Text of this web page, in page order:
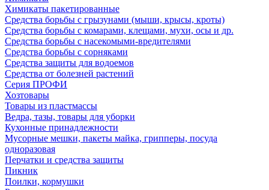
Химикаты пакетированные
Средства борьбы с грызунами (мыши, крысы, кроты)
Средства борьбы с комарами, клещами, мухи, осы и др.
Средства борьбы с насекомыми-вредителями
Средства борьбы с сорняками
Средства защиты для водоемов
Средства от болезней растений
Серия ПРОФИ
Хозтовары
Товары из пластмассы
Ведра, тазы, товары для уборки
Кухонные принадлежности
Мусорные мешки, пакеты майка, грипперы, посуда
одноразовая
Перчатки и средства защиты
Пикник
Поилки, кормушки